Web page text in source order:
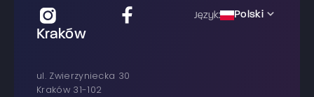
Język: Polski
Kraków
ul. Zwierzyniecka 30
Kraków 31-102